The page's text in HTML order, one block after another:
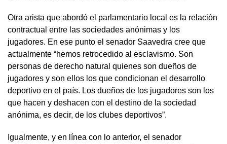
Otra arista que abordó el parlamentario local es la relación
contractual entre las sociedades anónimas y los
jugadores. En ese punto el senador Saavedra cree que
actualmente “hemos retrocedido al esclavismo. Son
personas de derecho natural quienes son dueños de
jugadores y son ellos los que condicionan el desarrollo
deportivo en el país. Los dueños de los jugadores son los
que hacen y deshacen con el destino de la sociedad
anónima, es decir, de los clubes deportivos”.
Igualmente, y en línea con lo anterior, el senador